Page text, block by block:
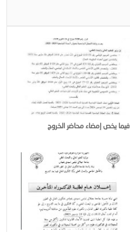
فيما يخص إمضاء محاضر الخروج